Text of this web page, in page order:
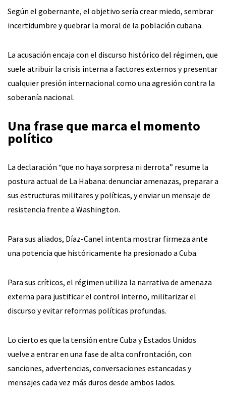
Según el gobernante, el objetivo sería crear miedo, sembrar
incertidumbre y quebrar la moral de la población cubana.
La acusación encaja con el discurso histórico del régimen, que
suele atribuir la crisis interna a factores externos y presentar
cualquier presión internacional como una agresión contra la
soberanía nacional.
Una frase que marca el momento
político
La declaración “que no haya sorpresa ni derrota” resume la
postura actual de La Habana: denunciar amenazas, preparar a
sus estructuras militares y políticas, y enviar un mensaje de
resistencia frente a Washington.
Para sus aliados, Díaz-Canel intenta mostrar firmeza ante
una potencia que históricamente ha presionado a Cuba.
Para sus críticos, el régimen utiliza la narrativa de amenaza
externa para justificar el control interno, militarizar el
discurso y evitar reformas políticas profundas.
Lo cierto es que la tensión entre Cuba y Estados Unidos
vuelve a entrar en una fase de alta confrontación, con
sanciones, advertencias, conversaciones estancadas y
mensajes cada vez más duros desde ambos lados.